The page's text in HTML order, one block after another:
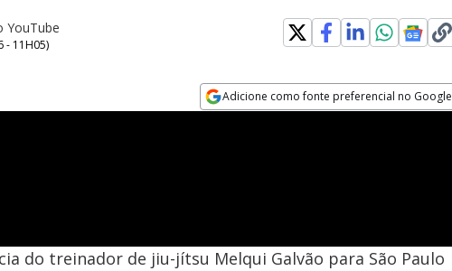
YouTube
- 11H05)
Adicione como fonte preferencial no Google
do treinador de jiu-jítsu Melqui Galvão para São Paulo